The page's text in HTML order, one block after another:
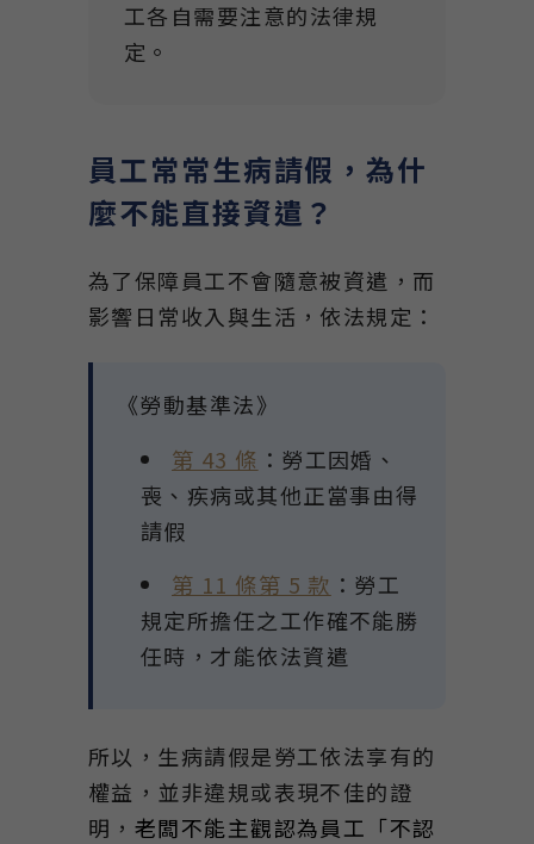
工各自需要注意的法律規
定。
員工常常生病請假，為什
麼不能直接資遣？
為了保障員工不會隨意被資遣，而
影響日常收入與生活，依法規定：
《勞動基準法》
第 43 條 ：勞工因婚、
喪、疾病或其他正當事由得
請假
第 11 條第 5 款 ：勞工
規定所擔任之工作確不能勝
任時，才能依法資遣
所以，生病請假是勞工依法享有的
權益，並非違規或表現不佳的證
明， 老闆不能主觀認為員工「不認